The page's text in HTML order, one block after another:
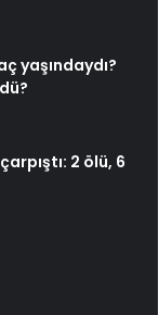
yaşındaydı?
2 ölü, 6